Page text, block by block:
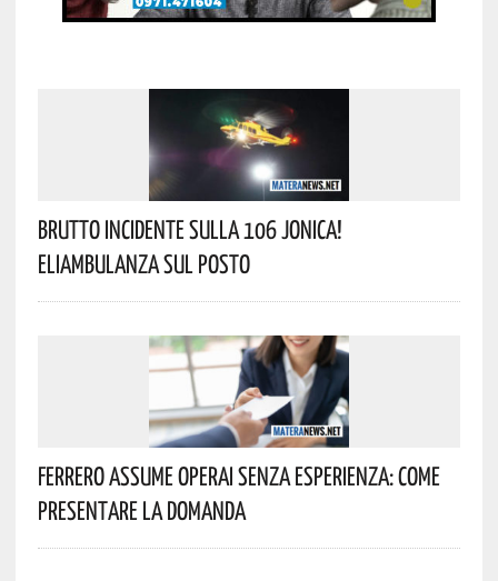
Brutto Incidente Sulla 106 Jonica!
Eliambulanza Sul Posto
Ferrero Assume Operai Senza Esperienza: Come
Presentare La Domanda